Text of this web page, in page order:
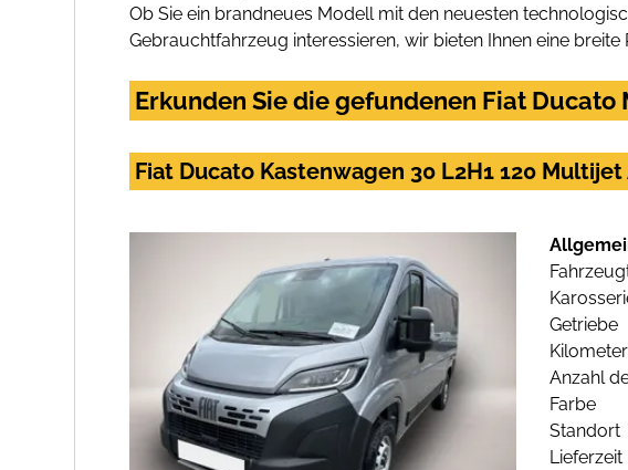
Ob Sie ein brandneues Modell mit den neuesten
Gebrauchtfahrzeug interessieren, wir bieten Ihnen eine breite
Erkunden Sie die gefundenen Fiat
Fiat Ducato Kastenwagen 30 L2H1 120 Multijet
Getriebe
Anzahl
Farbe
Standort
Lieferzeit